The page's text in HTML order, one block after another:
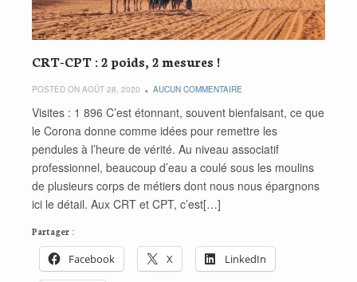
CRT-CPT : 2 poids, 2 mesures !
POSTED ON AOÛT 28, 2020 AUCUN COMMENTAIRE
Visites : 1 896 C’est étonnant, souvent bienfaisant, ce que
le Corona donne comme idées pour remettre les
pendules à l’heure de vérité. Au niveau associatif
professionnel, beaucoup d’eau a coulé sous les moulins
de plusieurs corps de métiers dont nous nous épargnons
ici le détail. Aux CRT et CPT, c’est[…]
Partager :
Facebook X LinkedIn